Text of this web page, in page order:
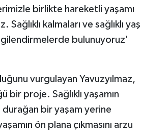
birlikte hareketli yaşamı
kalmaları ve sağlıklı yaş
bulunuyoruz'
vurgulayan Yavuzyılmaz,
bir proje. Sağlıklı yaşamın
bir yaşam yerine
ön plana çıkmasını arzu